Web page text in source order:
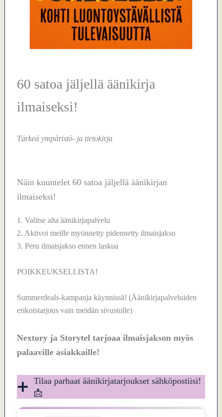
60 satoa jäljellä äänikirja
ilmaiseksi!
Tärkeä ympäristö- ja tietokirja
Näin kuuntelet 60 satoa jäljellä äänikirjan
ilmaiseksi!
1. Valitse alta äänikirjapalvelu
2. Aktivoi meille myönnetty pidennetty ilmaisjakso
3. Peru ilmaisjakso ennen laskua
POIKKEUKSELLISTA!
Summerdeals-kampanja käynnissä! (Äänikirjapalveluiden
erikoistarjous vain meidän sivustolle)
Nextory ja Storytel tarjoaa ilmaisjakson myös
palaaville asiakkaille!
Tilaa parhaat äänikirjatarjoukset sähköpostiisi!
📩